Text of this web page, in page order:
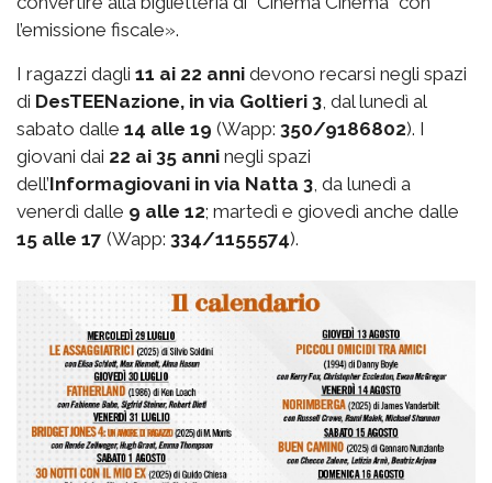
l’emissione fiscale».
I ragazzi dagli 11 ai 22 anni devono recarsi negli spazi
di DesTEENazione, in via Goltieri 3, dal lunedì al
sabato dalle 14 alle 19 (Wapp: 350/9186802). I
giovani dai 22 ai 35 anni negli spazi
dell’Informagiovani in via Natta 3, da lunedì a
venerdì dalle 9 alle 12; martedì e giovedì anche dalle
15 alle 17 (Wapp: 334/1155574).